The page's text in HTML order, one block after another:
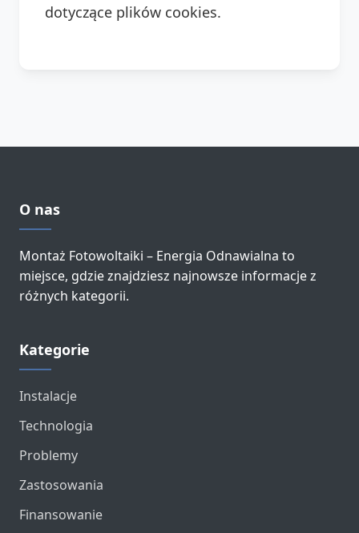
dotyczące plików cookies.
O nas
Montaż Fotowoltaiki – Energia Odnawialna to
miejsce, gdzie znajdziesz najnowsze informacje z
różnych kategorii.
Kategorie
Instalacje
Technologia
Problemy
Zastosowania
Finansowanie